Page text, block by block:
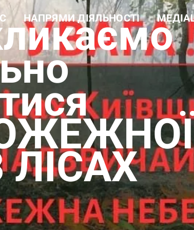
довідка
документи
НАПРЯМИ ДІЯЛЬНОСТІ
Навчальна робота
Науково-дослідна робота
Еколого-просвітницька
діяльність
Лісогосподарська
діяльність
Виробнича діяльність
Рекреаційні послуги та
екомережа
Новини